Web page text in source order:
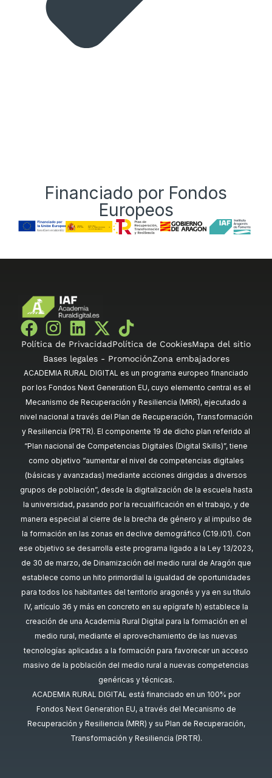
Financiado por Fondos
Europeos
Política de PrivacidadPolítica de CookiesMapa del sitio
Bases legales - PromociónZona embajadores
ACADEMIA RURAL DIGITAL es un programa europeo financiado
por los Fondos Next Generation EU, cuyo elemento central es el
Mecanismo de Recuperación y Resiliencia (MRR), ejecutado a
nivel nacional a través del Plan de Recuperación, Transformación
y Resiliencia (PRTR). El componente 19 de dicho plan referido al
“Plan nacional de Competencias Digitales (Digital Skills)”, tiene
como objetivo “aumentar el nivel de competencias digitales
(básicas y avanzadas) mediante acciones dirigidas a diversos
grupos de población”, desde la digitalización de la escuela hasta
la universidad, pasando por la recualificación en el trabajo, y de
manera especial al cierre de la brecha de género y al impulso de
la formación en las zonas en declive demográfico (C19.I01). Con
ese objetivo se desarrolla este programa ligado a la Ley 13/2023,
de 30 de marzo, de Dinamización del medio rural de Aragón que
establece como un hito primordial la igualdad de oportunidades
para todos los habitantes del territorio aragonés y ya en su título
IV, artículo 36 y más en concreto en su epígrafe h) establece la
creación de una Academia Rural Digital para la formación en el
medio rural, mediante el aprovechamiento de las nuevas
tecnologías aplicadas a la formación para favorecer un acceso
masivo de la población del medio rural a nuevas competencias
genéricas y técnicas.
ACADEMIA RURAL DIGITAL está financiado en un 100% por
Fondos Next Generation EU, a través del Mecanismo de
Recuperación y Resiliencia (MRR) y su Plan de Recuperación,
Transformación y Resiliencia (PRTR).